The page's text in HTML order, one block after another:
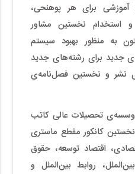
برای هر پوهنحی،
استخدام نخستین مشاور
به منظور بهبود سیستم
جدید برای رشته‌های جدید
نشر و نخستین فصل‌نامه‌ی
تحصیلات عالی کاتب
کانکور مقطع ماستری
اقتصاد توسعه، حقوق
روابط بین‌الملل و